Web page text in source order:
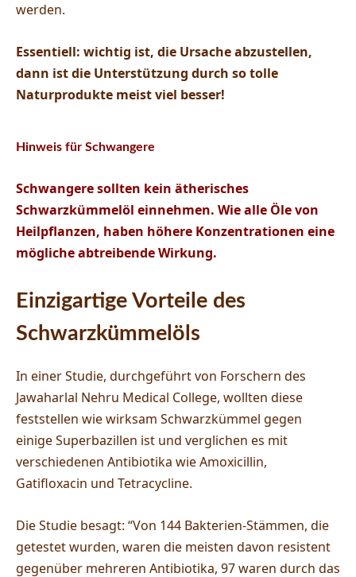
werden.
Essentiell: wichtig ist, die Ursache abzustellen,
dann ist die Unterstützung durch so tolle
Naturprodukte meist viel besser!
Hinweis für Schwangere
Schwangere sollten kein ätherisches
Schwarzkümmelöl einnehmen. Wie alle Öle von
Heilpflanzen, haben höhere Konzentrationen eine
mögliche abtreibende Wirkung.
Einzigartige Vorteile des
Schwarzkümmelöls
In einer Studie, durchgeführt von Forschern des
Jawaharlal Nehru Medical College, wollten diese
feststellen wie wirksam Schwarzkümmel gegen
einige Superbazillen ist und verglichen es mit
verschiedenen Antibiotika wie Amoxicillin,
Gatifloxacin und Tetracycline.
Die Studie besagt: “Von 144 Bakterien-Stämmen, die
getestet wurden, waren die meisten davon resistent
gegenüber mehreren Antibiotika, 97 waren durch das